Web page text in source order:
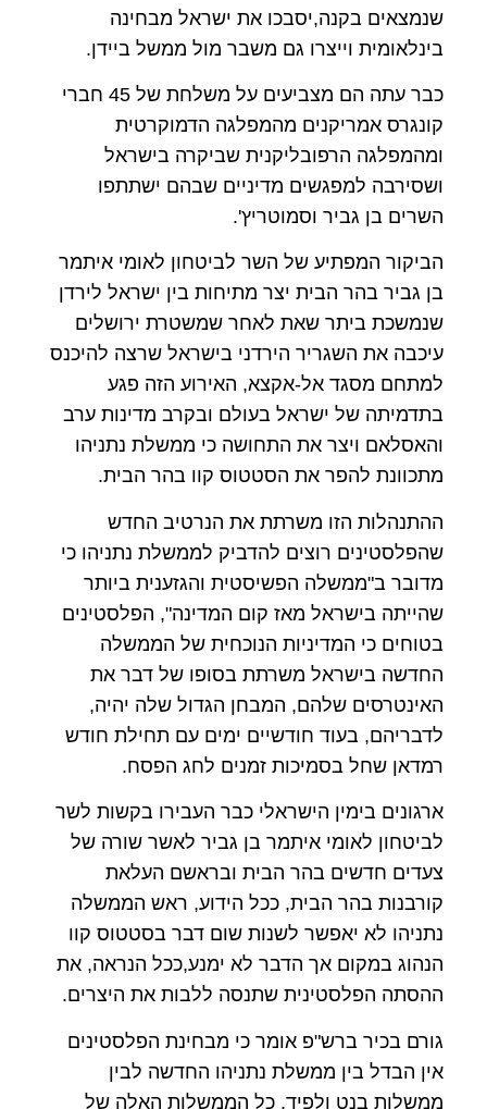
שנמצאים בקנה,יסבכו את ישראל מבחינה
בינלאומית וייצרו גם משבר מול ממשל ביידן.
כבר עתה הם מצביעים על משלחת של 45 חברי
קונגרס אמריקנים מהמפלגה הדמוקרטית
ומהמפלגה הרפובליקנית שביקרה בישראל
ושסירבה למפגשים מדיניים שבהם ישתתפו
השרים בן גביר וסמוטריץ'.
הביקור המפתיע של השר לביטחון לאומי איתמר
בן גביר בהר הבית יצר מתיחות בין ישראל לירדן
שנמשכת ביתר שאת לאחר שמשטרת ירושלים
עיכבה את השגריר הירדני בישראל שרצה להיכנס
למתחם מסגד אל-אקצא, האירוע הזה פגע
בתדמיתה של ישראל בעולם ובקרב מדינות ערב
והאסלאם ויצר את התחושה כי ממשלת נתניהו
מתכוונת להפר את הסטטוס קוו בהר הבית.
ההתנהלות הזו משרתת את הנרטיב החדש
שהפלסטינים רוצים להדביק לממשלת נתניהו כי
מדובר ב"ממשלה הפשיסטית והגזענית ביותר
שהייתה בישראל מאז קום המדינה", הפלסטינים
בטוחים כי המדיניות הנוכחית של הממשלה
החדשה בישראל משרתת בסופו של דבר את
האינטרסים שלהם, המבחן הגדול שלה יהיה,
לדבריהם, בעוד חודשיים ימים עם תחילת חודש
רמדאן שחל בסמיכות זמנים לחג הפסח.
ארגונים בימין הישראלי כבר העבירו בקשות לשר
לביטחון לאומי איתמר בן גביר לאשר שורה של
צעדים חדשים בהר הבית ובראשם העלאת
קורבנות בהר הבית, ככל הידוע, ראש הממשלה
נתניהו לא יאפשר לשנות שום דבר בסטטוס קוו
הנהוג במקום אך הדבר לא ימנע,ככל הנראה, את
ההסתה הפלסטינית שתנסה ללבות את היצרים.
גורם בכיר ברש"פ אומר כי מבחינת הפלסטינים
אין הבדל בין ממשלת נתניהו החדשה לבין
ממשלות בנט ולפיד, כל הממשלות האלה של